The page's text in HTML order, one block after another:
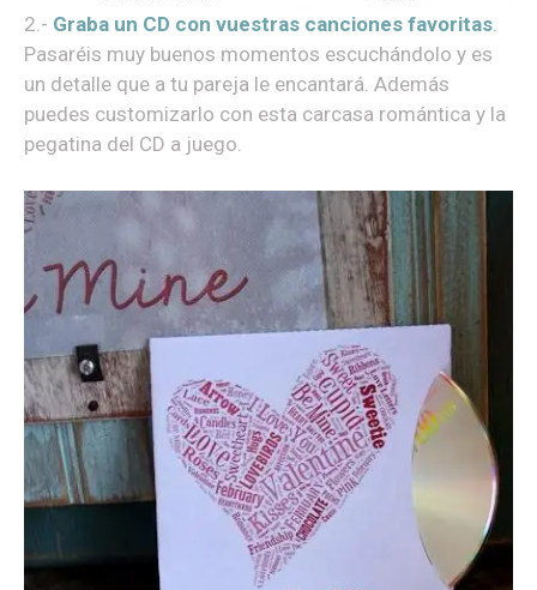
2.- Graba un CD con vuestras canciones favoritas.
Pasaréis muy buenos momentos escuchándolo y es
un detalle que a tu pareja le encantará. Además
puedes customizarlo con esta carcasa romántica y la
pegatina del CD a juego.